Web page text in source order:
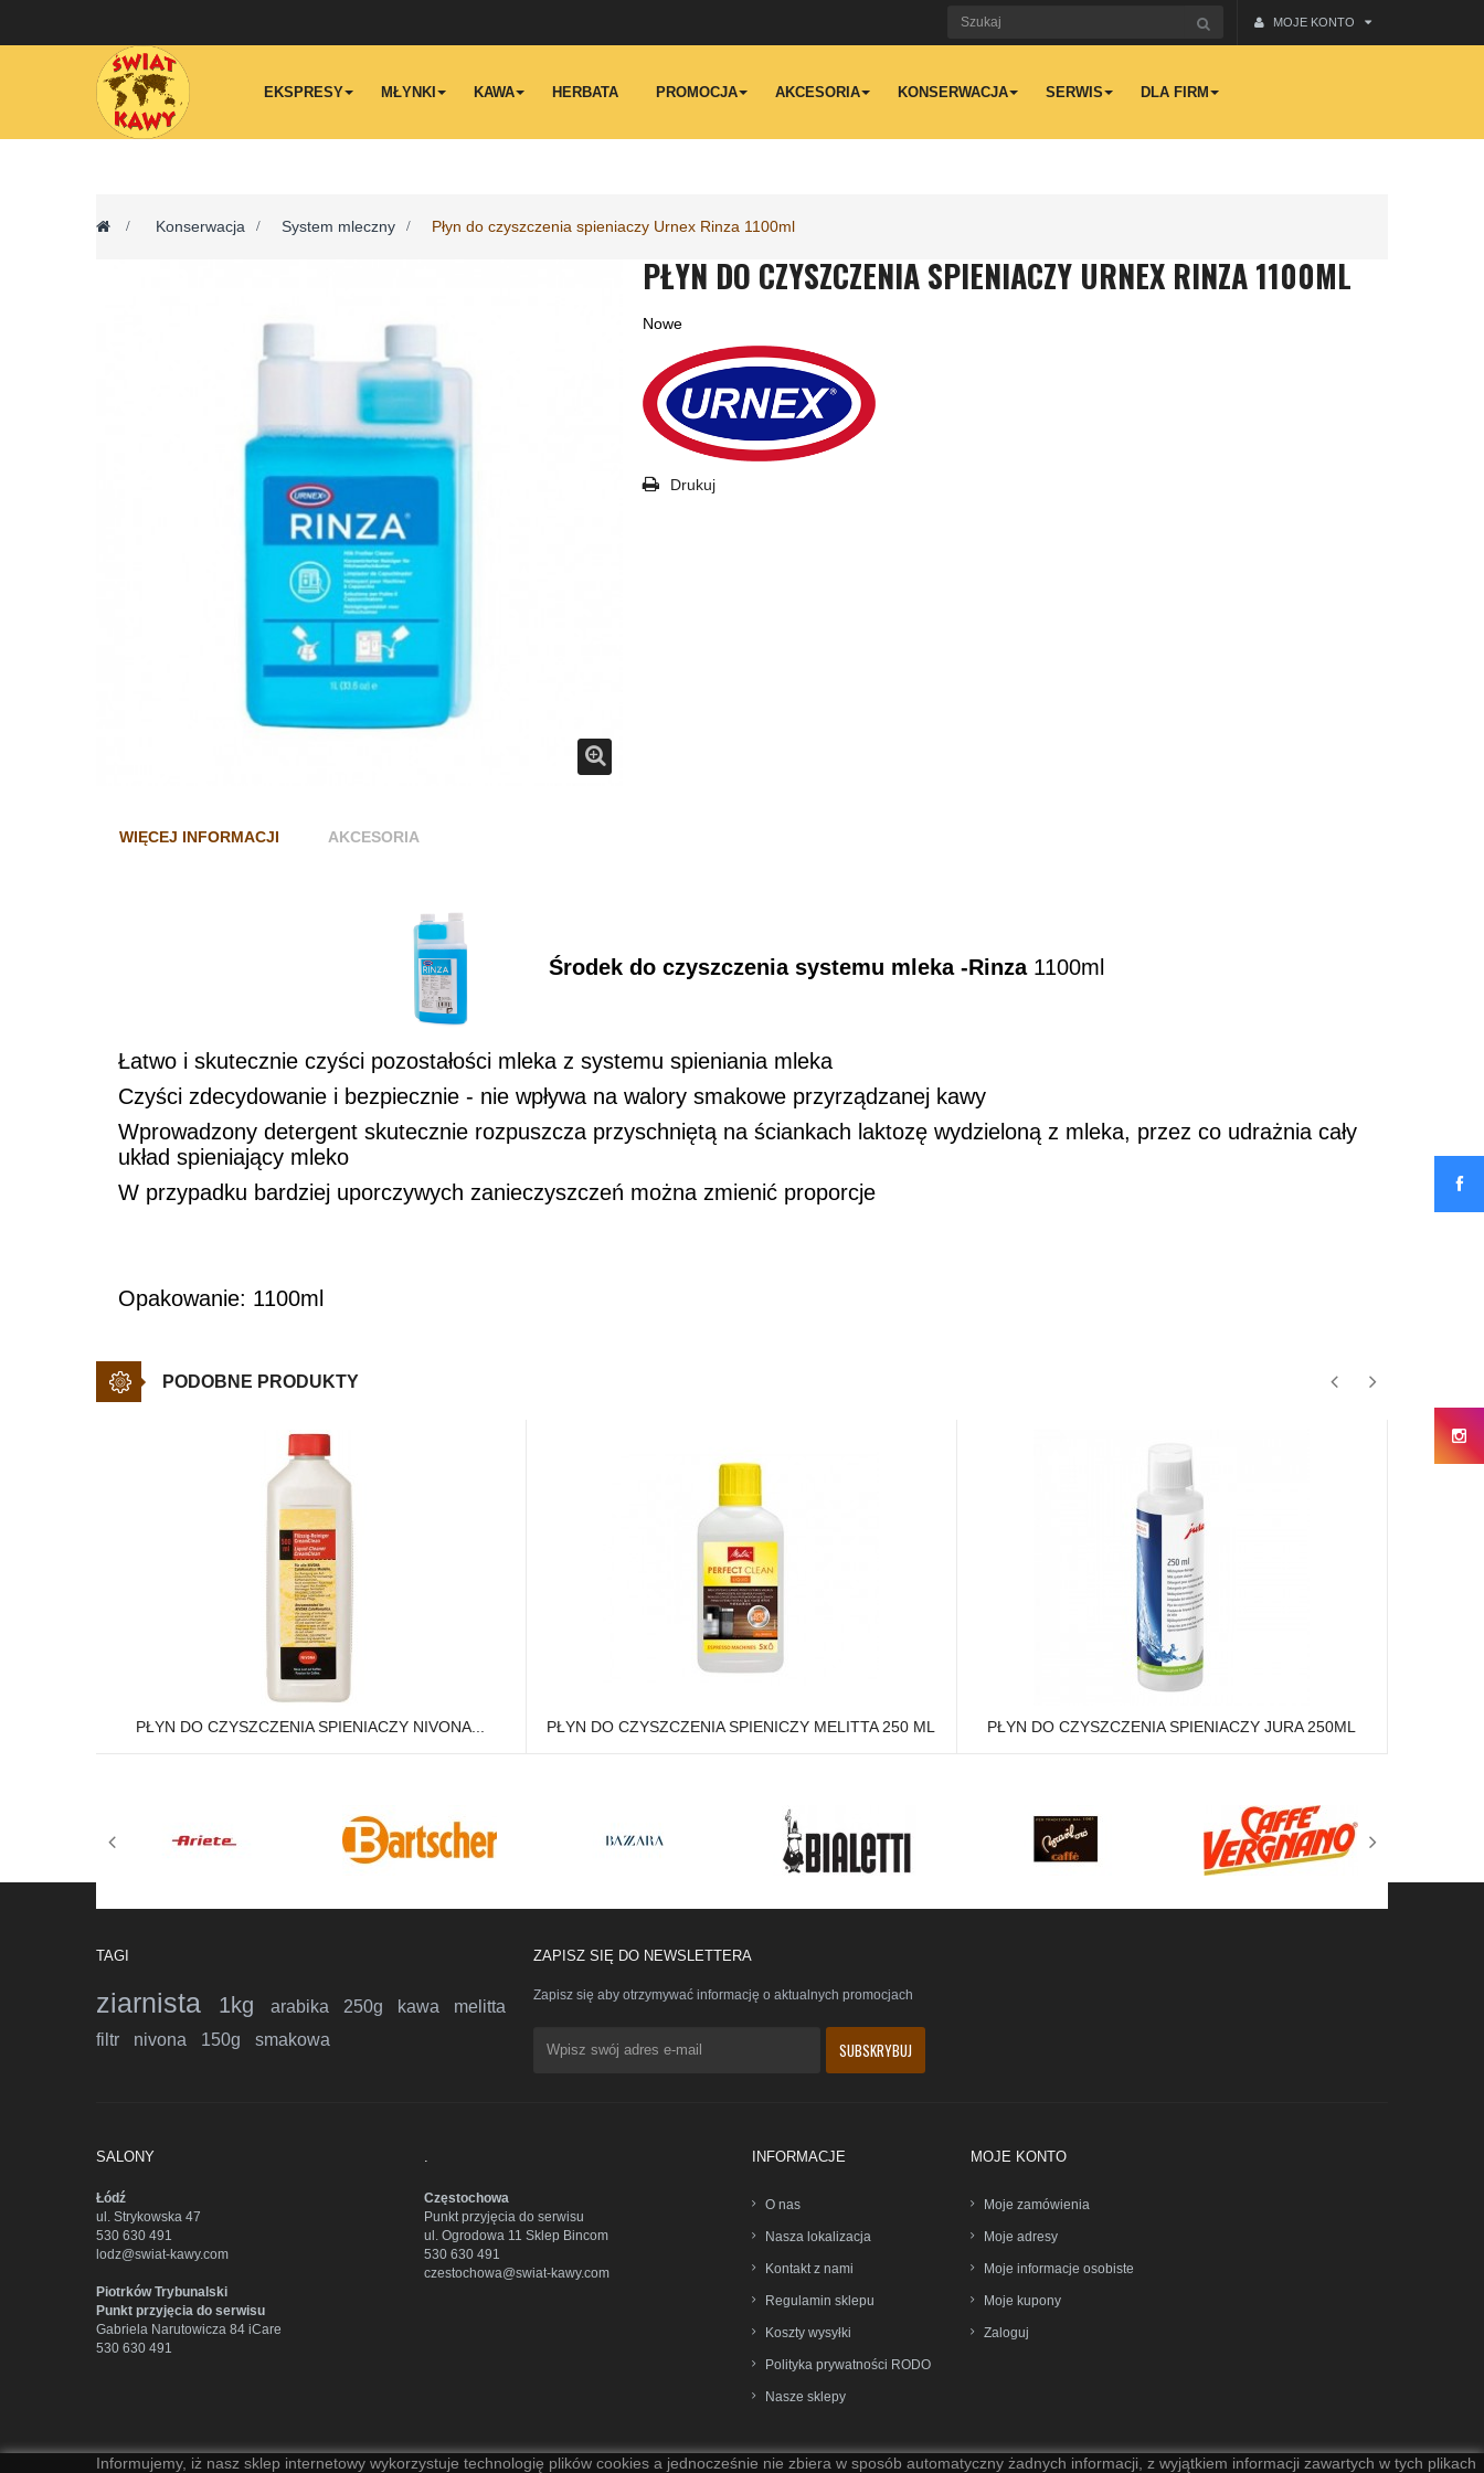
MOJE KONTO
EKSPRESY MŁYNKI KAWA HERBATA PROMOCJA AKCESORIA KONSERWACJA SERWIS DLA FIRM
> Konserwacja > System mleczny > Płyn do czyszczenia spieniaczy Urnex Rinza 1100ml
PŁYN DO CZYSZCZENIA SPIENIACZY URNEX RINZA 1100ML
Nowe
Drukuj
WIĘCEJ INFORMACJI AKCESORIA
Środek do czyszczenia systemu mleka -Rinza1100ml
Łatwo i skutecznie czyści pozostałości mleka z systemu spieniania mleka
Czyści zdecydowanie i bezpiecznie - nie wpływa na walory smakowe przyrządzanej kawy
Wprowadzony detergent skutecznie rozpuszcza przyschniętą na ściankach laktozę wydzieloną z mleka, przez co udrażnia cały
układ spieniający mleko
W przypadku bardziej uporczywych zanieczyszczeń można zmienić proporcje
Opakowanie: 1100ml
PODOBNE PRODUKTY
PŁYN DO CZYSZCZENIA SPIENIACZY NIVONA... PŁYN DO CZYSZCZENIA SPIENICZY MELITTA 250 ML PŁYN DO CZYSZCZENIA SPIENIACZY JURA 250ML
TAGI
ziarnista 1kg arabika 250g kawa melitta
filtr nivona 150g smakowa
ZAPISZ SIĘ DO NEWSLETTERA
Zapisz się aby otrzymywać informację o aktualnych promocjach
SALONY
Łódź
ul. Strykowska 47
530 630 491
lodz@swiat-kawy.com
Piotrków Trybunalski
Punkt przyjęcia do serwisu
Gabriela Narutowicza 84 iCare
530 630 491
Częstochowa
Punkt przyjęcia do serwisu
ul. Ogrodowa 11 Sklep Bincom
530 630 491
czestochowa@swiat-kawy.com
INFORMACJE
O nas
Nasza lokalizacja
Kontakt z nami
Regulamin sklepu
Koszty wysyłki
Polityka prywatności RODO
Nasze sklepy
MOJE KONTO
Moje zamówienia
Moje adresy
Moje informacje osobiste
Moje kupony
Zaloguj
Informujemy, iż nasz sklep internetowy wykorzystuje technologię plików cookies a jednocześnie nie zbiera w sposób automatyczny żadnych informacji, z wyjątkiem informacji zawartych w tych plikach